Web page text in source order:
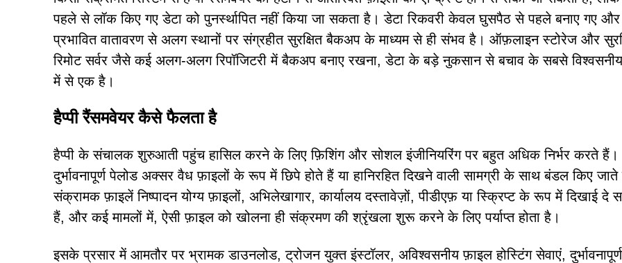
पहले से लॉक किए गए डेटा को पुनर्स्थापित नहीं किया जा सकता है। डेटा रिकवरी केवल घुसपैठ से पहले बनाए गए और
प्रभावित वातावरण से अलग स्थानों पर संग्रहीत सुरक्षित बैकअप के माध्यम से ही संभव है। ऑफ़लाइन स्टोरेज और
रिमोट सर्वर जैसे कई अलग-अलग रिपॉजिटरी में बैकअप बनाए रखना, डेटा के बड़े नुकसान से बचाव के सबसे विश्वसनीय
में से एक है।
हैप्पी रैंसमवेयर कैसे फैलता है
हैप्पी के संचालक शुरुआती पहुंच हासिल करने के लिए फ़िशिंग और सोशल इंजीनियरिंग पर बहुत अधिक निर्भर करते हैं।
दुर्भावनापूर्ण पेलोड अक्सर वैध फ़ाइलों के रूप में छिपे होते हैं या हानिरहित दिखने वाली सामग्री के साथ बंडल किए जाते
संक्रामक फ़ाइलें निष्पादन योग्य फ़ाइलों, अभिलेखागार, कार्यालय दस्तावेज़ों, पीडीएफ़ या स्क्रिप्ट के रूप में दिखाई दे
हैं, और कई मामलों में, ऐसी फ़ाइल को खोलना ही संक्रमण की श्रृंखला शुरू करने के लिए पर्याप्त होता है।
इसके प्रसार में आमतौर पर भ्रामक डाउनलोड, ट्रोजन युक्त इंस्टॉलर, अविश्वसनीय फ़ाइल होस्टिंग सेवाएं, दुर्भावनापूर्ण